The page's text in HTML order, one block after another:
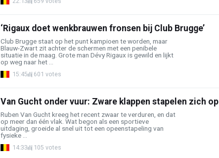
‘Rigaux doet wenkbrauwen fronsen bij Club Brugge’
Club Brugge staat op het punt kampioen te worden, maar
Blauw-Zwart zit achter de schermen met een penibele
situatie in de maag. Grote man Dévy Rigaux is gewild en lijkt
op weg naar het ...
15:45 601 votes
Van Gucht onder vuur: Zware klappen stapelen zich op
Ruben Van Gucht kreeg het recent zwaar te verduren, en dat
op meer dan één vlak. Wat begon als een sportieve
uitdaging, groeide al snel uit tot een opeenstapeling van
fysieke ...
14:33 105 votes